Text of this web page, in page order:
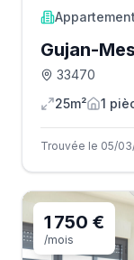
Appartement
Gujan-
33470
25m²
1
Trouvée le 05/
1 750 €
/mois